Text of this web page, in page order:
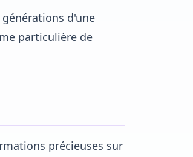
d'une
particulière de
précieuses sur